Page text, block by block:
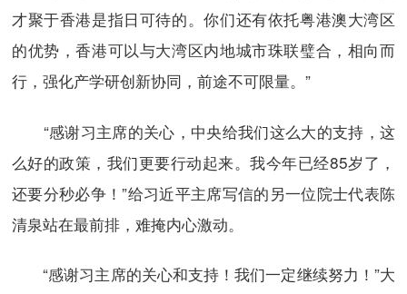
才聚于香港是指日可待的。你们还有依托粤港澳大湾区
的优势，香港可以与大湾区内地城市珠联璧合，相向而
行，强化产学研创新协同，前途不可限量。”
“感谢习主席的关心，中央给我们这么大的支持，这
么好的政策，我们更要行动起来。我今年已经85岁了，
还要分秒必争！”给习近平主席写信的另一位院士代表陈
清泉站在最前排，难掩内心激动。
“感谢习主席的关心和支持！我们一定继续努力！”大